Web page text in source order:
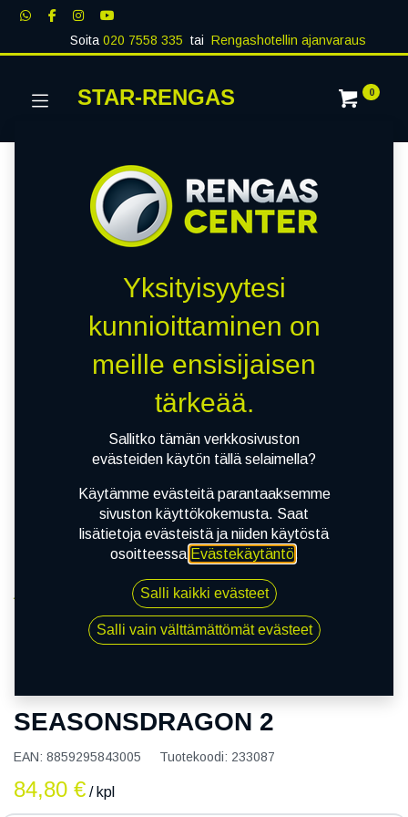
Soita020 7558 335 tai Rengashotellin ajanvaraus
STAR-RENGAS 0
165/65R14 79T LANDSAIL SEASONSDRAGON 2
SEASONSDRAGON 2
EAN: 8859295843005 Tuotekoodi: 233087
84,80 € / kpl
Yksityisyytesi
kunnioittaminen on
meille ensisijaisen
tärkeää.
Sallitko tämän verkkosivuston
evästeiden käytön tällä selaimella?
Käytämme evästeitä parantaaksemme
sivuston käyttökokemusta. Saat
lisätietoja evästeistä ja niiden käytöstä
osoitteessa Evästekäytäntö.
Salli kaikki evästeet
Salli vain välttämättömät evästeet